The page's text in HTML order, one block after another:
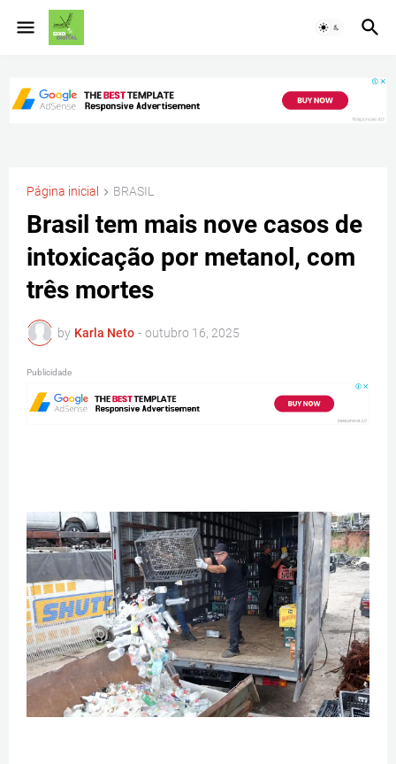
Página inicial BRASIL
Brasil tem mais nove casos de
intoxicação por metanol, com
três mortes
by Karla Neto - outubro 16, 2025
Publicidade